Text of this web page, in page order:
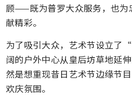
顾——既为普罗大众服务，也为
献精彩。
为了吸引大众，艺术节设立了
阔的户外中心从皇后坊草地延
然是想重现昔日艺术节边缘节
欢庆氛围。